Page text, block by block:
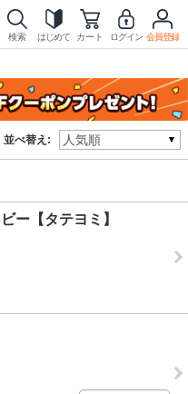
検索 はじめて カート ログイン 会員登録
並べ替え:
ー【タテヨミ】